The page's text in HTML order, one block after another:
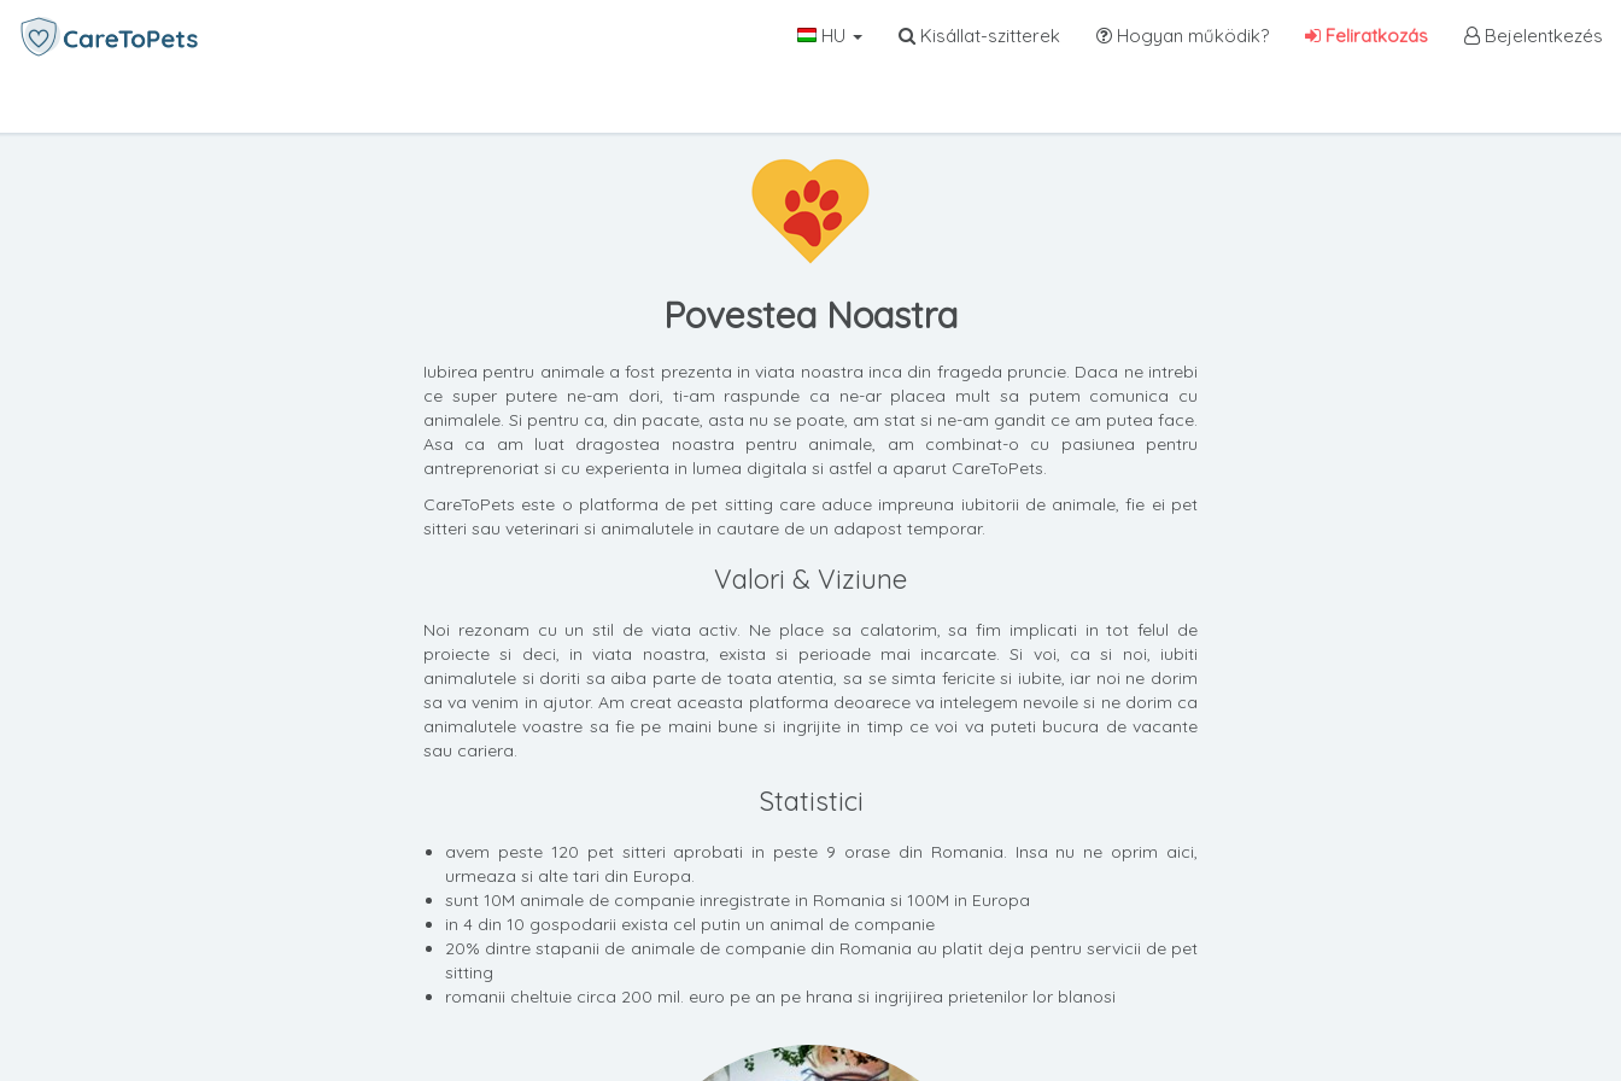
HU Kisállat-szitterek Hogyan működik? Feliratkozás Bejelentkezés
Povestea Noastra
Iubirea pentru animale a fost prezenta in viata noastra inca din frageda pruncie. Daca ne intrebi
ce super putere ne-am dori, ti-am raspunde ca ne-ar placea mult sa putem comunica cu
animalele. Si pentru ca, din pacate, asta nu se poate, am stat si ne-am gandit ce am putea face.
Asa ca am luat dragostea noastra pentru animale, am combinat-o cu pasiunea pentru
antreprenoriat si cu experienta in lumea digitala si astfel a aparut CareToPets.
CareToPets este o platforma de pet sitting care aduce impreuna iubitorii de animale, fie ei pet
sitteri sau veterinari si animalutele in cautare de un adapost temporar.
Valori & Viziune
Noi rezonam cu un stil de viata activ. Ne place sa calatorim, sa fim implicati in tot felul de
proiecte si deci, in viata noastra, exista si perioade mai incarcate. Si voi, ca si noi, iubiti
animalutele si doriti sa aiba parte de toata atentia, sa se simta fericite si iubite, iar noi ne dorim
sa va venim in ajutor. Am creat aceasta platforma deoarece va intelegem nevoile si ne dorim ca
animalutele voastre sa fie pe maini bune si ingrijite in timp ce voi va puteti bucura de vacante
sau cariera.
Statistici
avem peste 120 pet sitteri aprobati in peste 9 orase din Romania. Insa nu ne oprim aici,
urmeaza si alte tari din Europa.
sunt 10M animale de companie inregistrate in Romania si 100M in Europa
in 4 din 10 gospodarii exista cel putin un animal de companie
20% dintre stapanii de animale de companie din Romania au platit deja pentru servicii de pet
sitting
romanii cheltuie circa 200 mil. euro pe an pe hrana si ingrijirea prietenilor lor blanosi